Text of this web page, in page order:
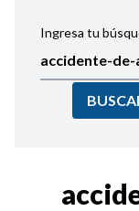
Ingresa tu